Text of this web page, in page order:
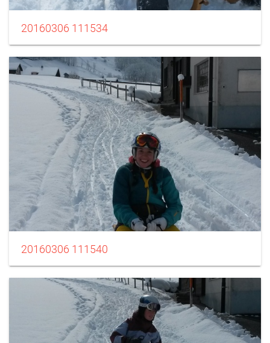
20160306 111534
20160306 111540